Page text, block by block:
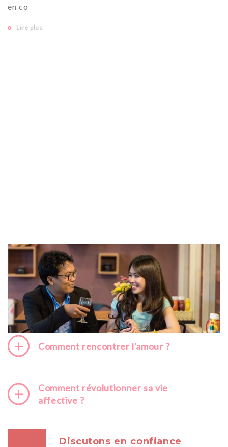
en co
Lire plus
Comment rencontrer l'amour ?
Comment révolutionner sa vie
affective ?
Discutons en confiance